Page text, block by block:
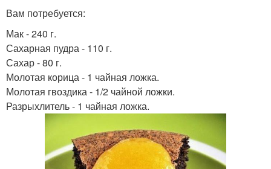
Вам потребуется:
Мак - 240 г.
Сахарная пудра - 110 г.
Сахар - 80 г.
Молотая корица - 1 чайная ложка.
Молотая гвоздика - 1/2 чайной ложки.
Разрыхлитель - 1 чайная ложка.